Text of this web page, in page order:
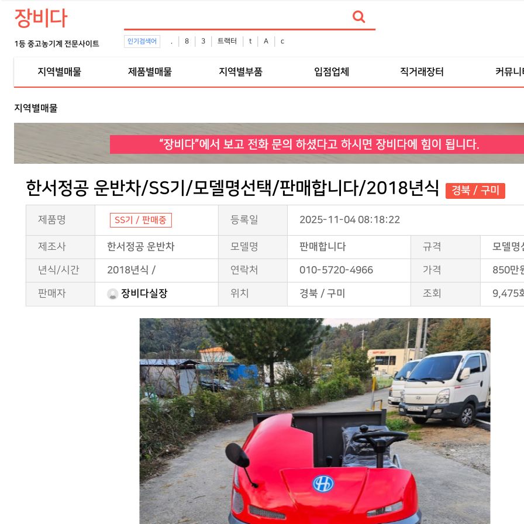
장비다
1등 중고농기계 전문사이트 인기검색어 . 8 3 트랙터 t A c
지역별매물 제품별매물 지역별부품 입점업체 직거래장터 커뮤니
지역별매물
한서정공 운반차/SS기/모델명선택/판매합니다/2018년식 경북 / 구미
제품명 SS기 / 판매중 등록일 2025-11-04 08:18:22
제조사 한서정공 운반차 모델명 판매합니다 규격 모델명
년식/시간 2018년식 / 연락처 010-5720-4966 가격 850만
판매자 장비다실장 위치 경북 / 구미 조회 9,475